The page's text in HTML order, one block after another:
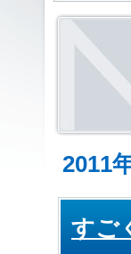
2011
すご